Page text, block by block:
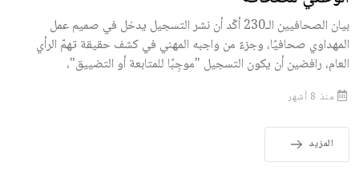
بيان الصحافيين الـ230 أكّد أن نشر التسجيل يدخل في صميم عمل
المهداوي صحافيًا، وجزءٌ من واجبه المهني في كشف حقيقة تهمّ الرأي
العام، رافضين أن يكون التسجيل "موجِبًا للمتابعة أو التضييق"،
منذ 8 أشهر
المزيد